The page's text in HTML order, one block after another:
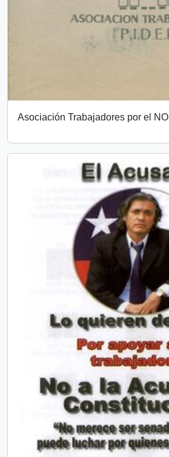
Asociación Trabajadores por el NO